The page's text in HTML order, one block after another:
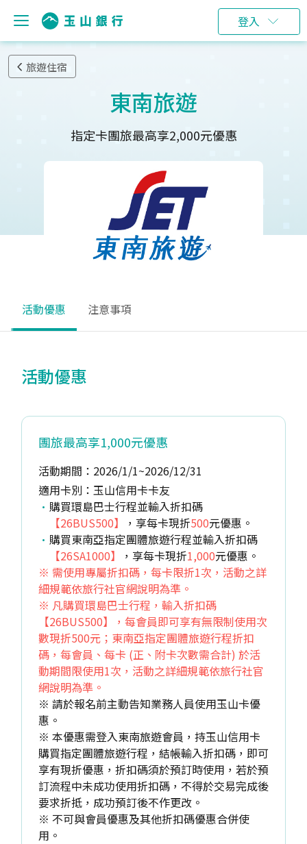
登入
旅遊住宿
東南旅遊
指定卡團旅最高享2,000元優惠
活動優惠 注意事項
活動優惠
團旅最高享1,000元優惠
活動期間：2026/1/1~2026/12/31
適用卡別：玉山信用卡卡友
購買環島巴士行程並輸入折扣碼
【26BUS500】
，享每卡現折500元優惠。
購買東南亞指定團體旅遊行程並輸入折扣碼
【26SA1000】
，享每卡現折1,000元優惠。
※ 需使用專屬折扣碼，每卡限折1次，活動之詳
細規範依旅行社官網說明為準。
※ 凡購買環島巴士行程，輸入折扣碼
【26BUS500】，每會員即可享有無限制使用次
數現折500元；東南亞指定團體旅遊行程折扣
碼，每會員、每卡 (正、附卡次數需合計) 於活
動期間限使用1次，活動之詳細規範依旅行社官
網說明為準。
※ 請於報名前主動告知業務人員使用玉山卡優
惠。
※ 本優惠需登入東南旅遊會員，持玉山信用卡
購買指定團體旅遊行程，結帳輸入折扣碼，即可
享有現折優惠，折扣碼須於預訂時使用，若於預
訂流程中未成功使用折扣碼，不得於交易完成後
要求折抵，成功預訂後不作更改。
※ 不可與會員優惠及其他折扣碼優惠合併使
用。